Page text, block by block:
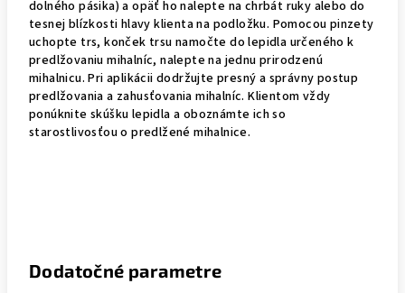
dolného pásika) a opäť ho nalepte na chrbát ruky alebo do
tesnej blízkosti hlavy klienta na podložku. Pomocou pinzety
uchopte trs, konček trsu namočte do lepidla určeného k
predlžovaniu mihalníc, nalepte na jednu prirodzenú
mihalnicu. Pri aplikácii dodržujte presný a správny postup
predlžovania a zahusťovania mihalníc. Klientom vždy
ponúknite skúšku lepidla a oboznámte ich so
starostlivosťou o predlžené mihalnice.
Dodatočné parametre